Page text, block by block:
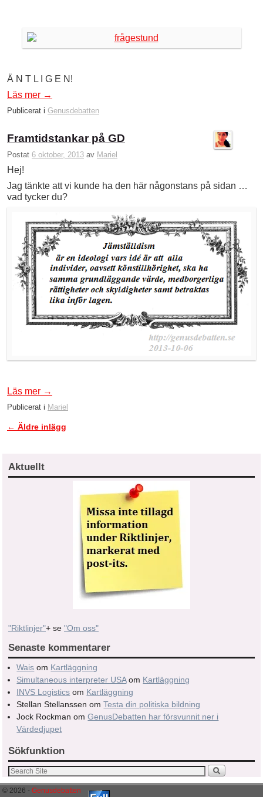
Ä N T L I G E N!
Läs mer →
Publicerat i Genusdebatten
Framtidstankar på GD
Postat 6 oktober, 2013 av Mariel
Hej!
Jag tänkte att vi kunde ha den här någonstans på sidan …
vad tycker du?
Läs mer →
Publicerat i Mariel
Inläggsnavigering
← Äldre inlägg
Aktuellt
"Riktlinjer"+ se "Om oss"
Senaste kommentarer
Wais om Kartläggning
Simultaneous interpreter USAom Kartläggning
INVS Logistics om Kartläggning
Stellan Stellanssen omTesta din politiska bildning
Jock Rockman omGenusDebatten har försvunnit ner i
Värdedjupet
Sökfunktion
© 2026 - Genusdebatten